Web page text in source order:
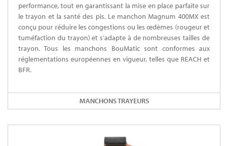
performance, tout en garantissant la mise en place parfaite sur
le trayon et la santé des pis. Le manchon Magnum 400MX est
conçu pour réduire les congestions ou les œdèmes (rougeur et
tuméfaction du trayon) et s’adapte à de nombreuses tailles de
trayon. Tous les manchons BouMatic sont conformes aux
réglementations européennes en vigueur, telles que REACH et
BFR.
MANCHONS TRAYEURS